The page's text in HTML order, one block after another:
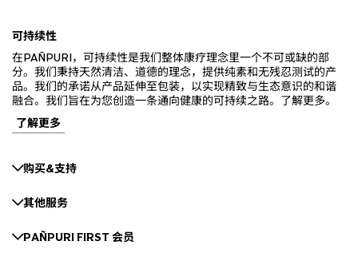
可持续性
在PAÑPURI，可持续性是我们整体康疗理念里一个不可或缺的部
分。我们秉持天然清洁、道德的理念，提供纯素和无残忍测试的产
品。我们的承诺从产品延伸至包装，以实现精致与生态意识的和谐
融合。我们旨在为您创造一条通向健康的可持续之路。了解更多。
了解更多
购买&支持
其他服务
PAÑPURI FIRST 会员